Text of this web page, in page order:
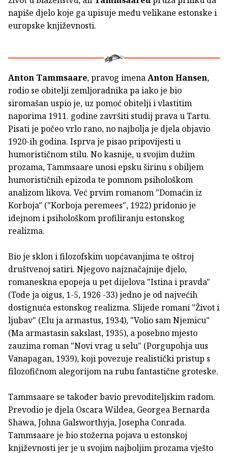
napiše djelo koje ga upisuje među velikane estonske i
europske književnosti.
Anton Tammsaare, pravog imenaAnton Hansen,
rodio se obitelji zemljoradnika pa iako je bio
siromašan uspio je, uz pomoć obitelji i vlastitim
naporima 1911. godine završiti studij prava u Tartu.
Pisati je počeo vrlo rano, no najbolja je djela objavio
1920-ih godina. Isprva je pisao pripovijesti u
humorističnom stilu. No kasnije, u svojim dužim
prozama, Tammsaare unosi epsku širinu s obiljem
humorističnih epizoda te pomnom psihološkom
analizom likova. Već prvim romanom "Domaćin iz
Korboja" ("Korboja peremees", 1922) pridonio je
idejnom i psihološkom profiliranju estonskog
realizma.
Bio je sklon i filozofskim uopćavanjima te oštroj
društvenoj satiri. Njegovo najznačajnije djelo,
romaneskna epopeja u pet dijelova "Istina i pravda"
(Tode ja oigus, 1-5, 1926 -33) jedno je od najvećih
dostignuća estonskog realizma. Slijede romani "Život i
ljubav" (Elu ja armastus, 1934), "Volio sam Njemicu"
(Ma armastasin sakslast, 1935), a posebno mjesto
zauzima roman "Novi vrag u selu" (Porgupohja uus
Vanapagan, 1939), koji povezuje realistički pristup s
filozofičnom alegorijom na rubu fantastične groteske.
Tammsaare se također bavio prevoditeljskim radom.
Prevodio je djela Oscara Wildea, Georgea Bernarda
Shawa, Johna Galsworthyja, Josepha Conrada.
Tammsaare je bio stožerna pojava u estonskoj
književnosti jer je u svojim najboljim prozama vješto